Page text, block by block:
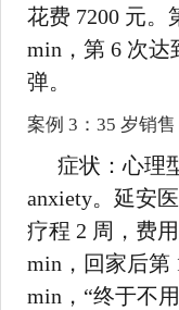
花费 7200 元。
min，第 6 次达
弹。
案例 3：35 岁销
症状：心理
anxiety。延安
疗程 2 周，费
min，回家后第
min，“终于不